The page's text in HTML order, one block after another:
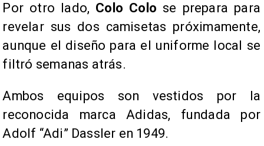
Por otro lado, Colo Colo se prepara para
revelar sus dos camisetas próximamente,
aunque el diseño para el uniforme local se
filtró semanas atrás.
Ambos equipos son vestidos por la
reconocida marca Adidas, fundada por
Adolf “Adi” Dassler en 1949.